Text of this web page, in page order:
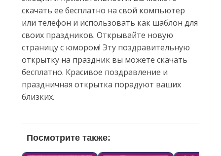
скачать ее бесплатно на свой компьютер
или телефон и использовать как шаблон для
своих праздников. Открывайте новую
страницу с юмором! Эту поздравительную
открытку на праздник вы можете скачать
бесплатно. Красивое поздравление и
праздничная открытка порадуют ваших
близких.
Посмотрите также: